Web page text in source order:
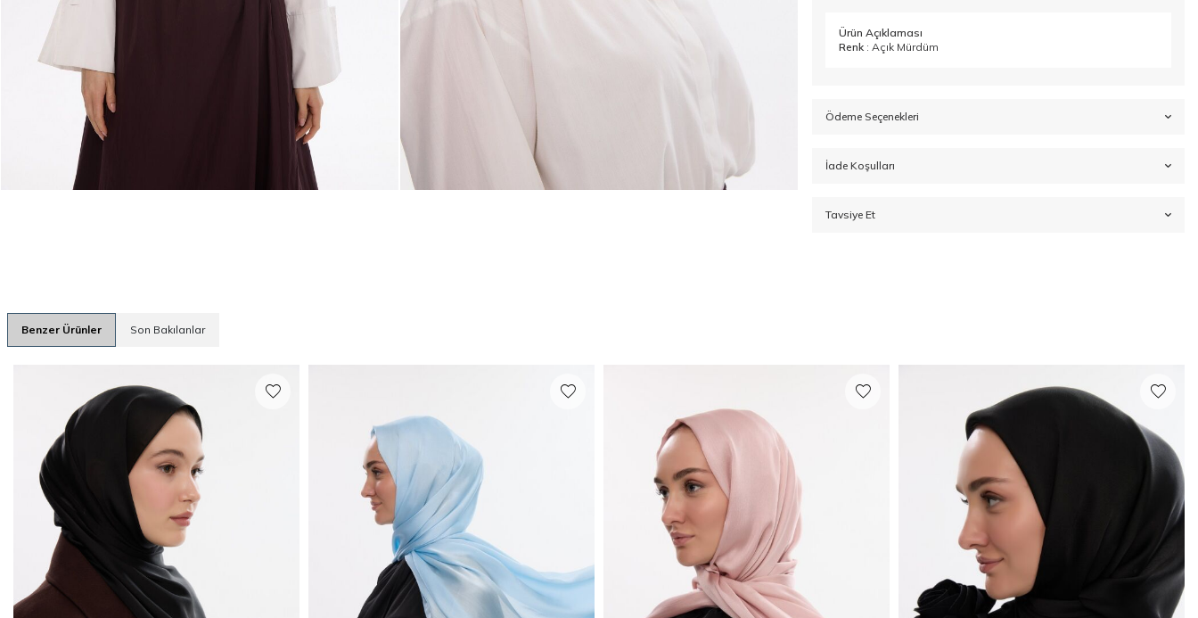
Ürün Açıklaması
Renk : Açık Mürdüm
Ödeme Seçenekleri
İade Koşulları
Tavsiye Et
Benzer Ürünler Son Bakılanlar